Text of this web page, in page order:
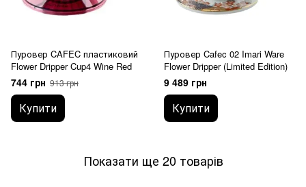
Пуровер CAFEC пластиковий
Flower Dripper Cup4 Wine Red
744 грн 913 грн
Купити
Пуровер Cafec 02 Imari Ware
Flower Dripper (Limited Edition)
9 489 грн
Купити
Показати ще 20 товарів